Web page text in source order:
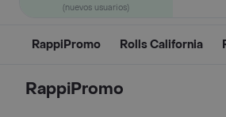
(nuevos usuarios)
RappiPromo Rolls California
RappiPromo